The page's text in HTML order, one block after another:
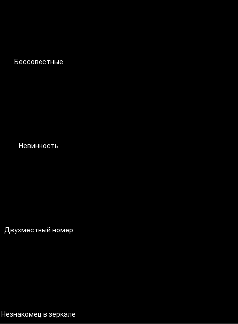
Бессовестные
Невинность
Двухместный номер
Незнакомец в зеркале